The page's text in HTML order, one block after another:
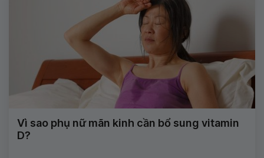
Vì sao phụ nữ mãn kinh cần bổ sung vitamin
D?